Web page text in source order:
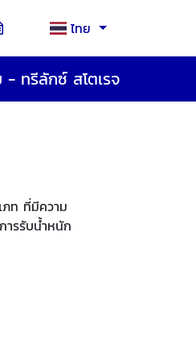
ไทย
ทรีลักซ์ สโตเรจ
ภท ที่มีความ
ารรับน้ำหนัก